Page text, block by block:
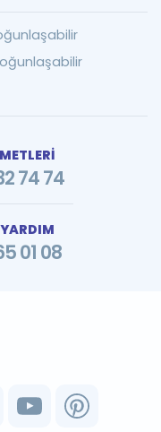
74 74
01 08